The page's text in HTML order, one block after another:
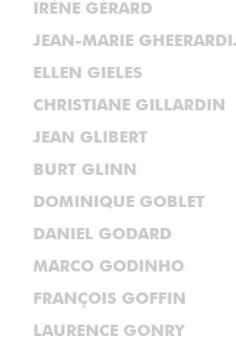
IRÈNE GÉRARD
JEAN-MARIE
ELLEN GIELES
CHRISTIANE GILLARDIN
JEAN GLIBERT
BURT GLINN
DOMINIQUE GOBLET
DANIEL GODARD
MARCO GODINHO
FRANÇOIS GOFFIN
LAURENCE GONRY